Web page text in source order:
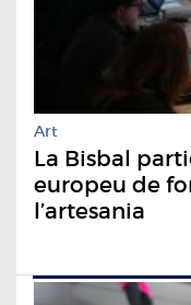
Art
La Bisbal
europeu de
l’artesania